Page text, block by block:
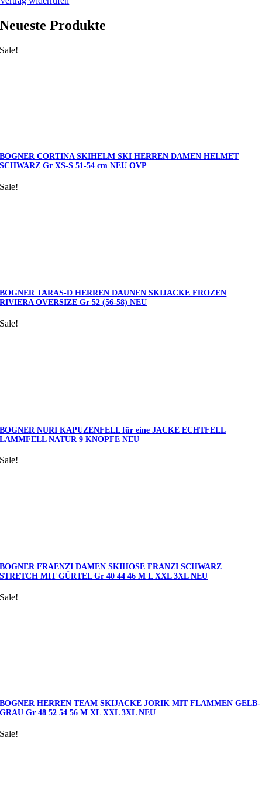
Neueste Produkte
Sale!
BOGNER CORTINA SKIHELM SKI HERREN DAMEN HELMET
SCHWARZ Gr XS-S 51-54 cm NEU OVP
Sale!
BOGNER TARAS-D HERREN DAUNEN SKIJACKE FROZEN
RIVIERA OVERSIZE Gr 52 (56-58) NEU
Sale!
BOGNER NURI KAPUZENFELL für eine JACKE ECHTFELL
LAMMFELL NATUR 9 KNOPFE NEU
Sale!
BOGNER FRAENZI DAMEN SKIHOSE FRANZI SCHWARZ
STRETCH MIT GÜRTEL Gr 40 44 46 M L XXL 3XL NEU
Sale!
BOGNER HERREN TEAM SKIJACKE JORIK MIT FLAMMEN GELB-
GRAU Gr 48 52 54 56 M XL XXL 3XL NEU
Sale!